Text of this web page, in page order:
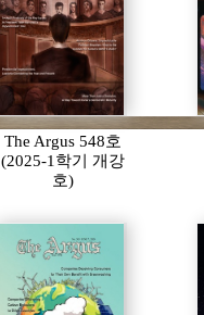
The Argus 548호
(2025-1학기 개강
호)